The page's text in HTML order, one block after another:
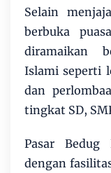
Selain
berbuka
diramaikan
Islami seperti
dan
tingkat SD,
Pasar
dengan